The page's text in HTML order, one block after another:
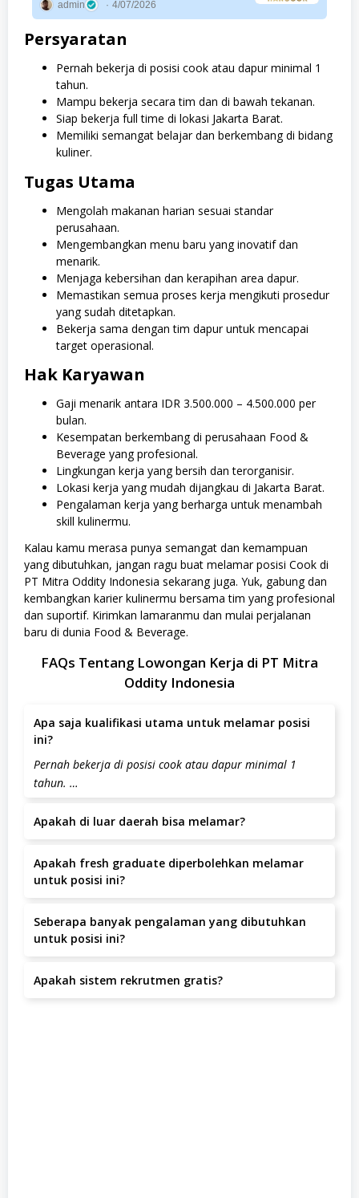
admin 4/07/2026
Persyaratan
Pernah bekerja di posisi cook atau dapur minimal 1
tahun.
Mampu bekerja secara tim dan di bawah tekanan.
Siap bekerja full time di lokasi Jakarta Barat.
Memiliki semangat belajar dan berkembang di bidang
kuliner.
Tugas Utama
Mengolah makanan harian sesuai standar
perusahaan.
Mengembangkan menu baru yang inovatif dan
menarik.
Menjaga kebersihan dan kerapihan area dapur.
Memastikan semua proses kerja mengikuti prosedur
yang sudah ditetapkan.
Bekerja sama dengan tim dapur untuk mencapai
target operasional.
Hak Karyawan
Gaji menarik antara IDR 3.500.000 – 4.500.000 per
bulan.
Kesempatan berkembang di perusahaan Food &
Beverage yang profesional.
Lingkungan kerja yang bersih dan terorganisir.
Lokasi kerja yang mudah dijangkau di Jakarta Barat.
Pengalaman kerja yang berharga untuk menambah
skill kulinermu.
Kalau kamu merasa punya semangat dan kemampuan
yang dibutuhkan, jangan ragu buat melamar posisi Cook di
PT Mitra Oddity Indonesia sekarang juga. Yuk, gabung dan
kembangkan karier kulinermu bersama tim yang profesional
dan suportif. Kirimkan lamaranmu dan mulai perjalanan
baru di dunia Food & Beverage.
FAQs Tentang Lowongan Kerja di PT Mitra
Oddity Indonesia
Apa saja kualifikasi utama untuk melamar posisi
ini?
Pernah bekerja di posisi cook atau dapur minimal 1
tahun. …
Apakah di luar daerah bisa melamar?
selama bersedia bekerja di Kompleks Ruko Atrium
Segitiga Senen Blok E No. 4 Jl. Senen Raya No 135 Jakarta,
Apakah fresh graduate diperbolehkan melamar
untuk posisi ini?
pengalaman.
Seberapa banyak pengalaman yang dibutuhkan
untuk posisi ini?
Apakah sistem rekrutmen gratis?